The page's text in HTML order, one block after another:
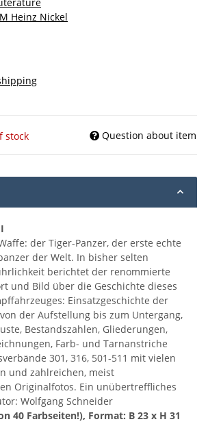
Heinz Nickel
stock Question about item
der Tiger-Panzer, der erste echte
der Welt. In bisher selten
berichtet der renommierte
und Bild über die Geschichte dieses
Einsatzgeschichte der
der Aufstellung bis zum Untergang,
Bestandszahlen, Gliederungen,
Farb- und Tarnanstriche
301, 316, 501-511 mit vielen
und zahlreichen, meist
Originalfotos. Ein unübertreffliches
Wolfgang Schneider
40 Farbseiten!), Format: B 23 x H 31